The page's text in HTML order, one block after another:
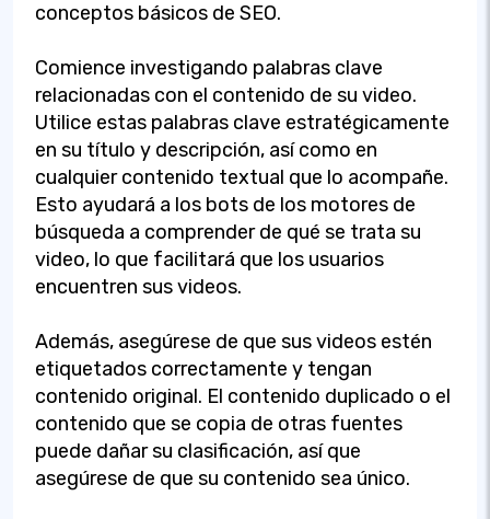
conceptos básicos de SEO.
Comience investigando palabras clave
relacionadas con el contenido de su video.
Utilice estas palabras clave estratégicamente
en su título y descripción, así como en
cualquier contenido textual que lo acompañe.
Esto ayudará a los bots de los motores de
búsqueda a comprender de qué se trata su
video, lo que facilitará que los usuarios
encuentren sus videos.
Además, asegúrese de que sus videos estén
etiquetados correctamente y tengan
contenido original. El contenido duplicado o el
contenido que se copia de otras fuentes
puede dañar su clasificación, así que
asegúrese de que su contenido sea único.